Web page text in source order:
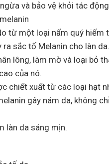
và bảo vệ khỏi tác
từ một loại nấm quý
sắc tố Melanin cho làn da.
lông, làm mờ và loại bỏ
của nó.
chiết xuất từ các loại hạt
gây nám da, không
làn da sáng mịn.